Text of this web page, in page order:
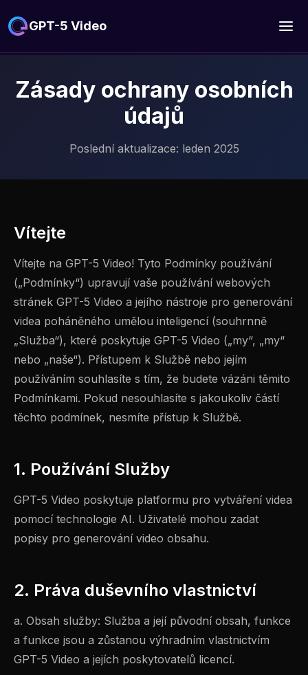
GPT-5 Video
Zásady ochrany osobních
údajů
Poslední aktualizace: leden 2025
Vítejte
Vítejte na GPT-5 Video! Tyto Podmínky používání
(„Podmínky“) upravují vaše používání webových
stránek GPT-5 Video a jejího nástroje pro generování
videa poháněného umělou inteligencí (souhrnně
„Služba“), které poskytuje GPT-5 Video („my“, „my“
nebo „naše“). Přístupem k Službě nebo jejím
používáním souhlasíte s tím, že budete vázáni těmito
Podmínkami. Pokud nesouhlasíte s jakoukoliv částí
těchto podmínek, nesmíte přístup k Službě.
1. Používání Služby
GPT-5 Video poskytuje platformu pro vytváření videa
pomocí technologie AI. Uživatelé mohou zadat
popisy pro generování video obsahu.
2. Práva duševního vlastnictví
a. Obsah služby: Služba a její původní obsah, funkce
a funkce jsou a zůstanou výhradním vlastnictvím
GPT-5 Video a jejích poskytovatelů licencí.